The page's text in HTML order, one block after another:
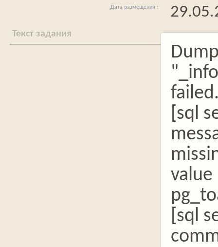
Текст задания
[sql
value
[sql